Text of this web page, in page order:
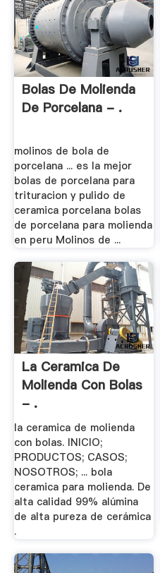
Bolas De Molienda
De Porcelana - .
molinos de bola de
porcelana ... es la mejor
bolas de porcelana para
trituracion y pulido de
ceramica porcelana bolas
de porcelana para molienda
en peru Molinos de ...
La Ceramica De
Molienda Con Bolas
- .
la ceramica de molienda
con bolas. INICIO;
PRODUCTOS; CASOS;
NOSOTROS; ... bola
ceramica para molienda. De
alta calidad 99% alúmina
de alta pureza de cerámica
.